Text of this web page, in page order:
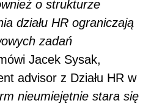
o strukturze
działu HR ograniczają
zadań
Jacek Sysak,
advisor z Działu HR w
nieumiejętnie stara się